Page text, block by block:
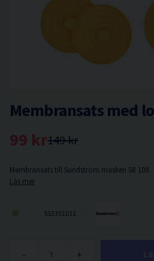
Membransats med
149 kr
99 kr
Membransats till Sundström masken SR 100.
Läs mer
553301011
- +